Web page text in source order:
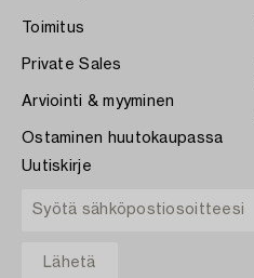
Toimitus
Private Sales
Arviointi & myyminen
Ostaminen huutokaupassa
Uutiskirje